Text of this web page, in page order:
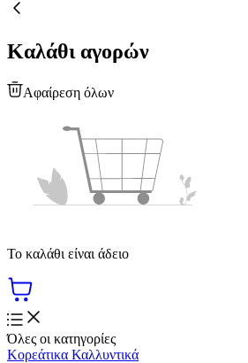
Καλάθι αγορών
Αφαίρεση όλων
Το καλάθι είναι άδειο
Όλες οι κατηγορίες
Κορεάτικα Καλλυντικά